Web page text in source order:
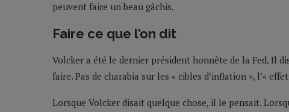
peuvent faire un beau gâchis.
Faire ce que l’on dit
Volcker a été le dernier président honnête de la Fed. Il
faire. Pas de charabia sur les « cibles d’inflation », l’«
Lorsque Volcker disait quelque chose, il le pensait.